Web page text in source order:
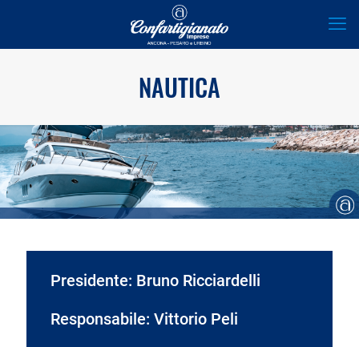
NAUTICA
Presidente: Bruno Ricciardelli
Responsabile: Vittorio Peli